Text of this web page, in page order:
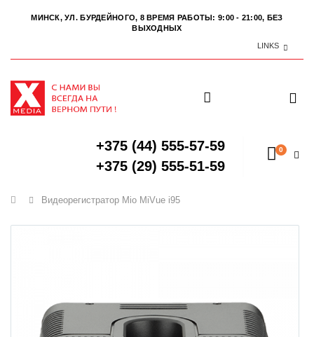
МИНСК, УЛ. БУРДЕЙНОГО, 8 ВРЕМЯ РАБОТЫ: 9:00 - 21:00, БЕЗ
ВЫХОДНЫХ
LINKS
+375 (44) 555-57-59
+375 (29) 555-51-59
0
Главная
Видеорегистратор Mio MiVue i95